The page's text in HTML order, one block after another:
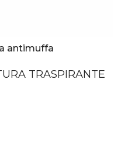
antimuffa
TRASPIRANTE